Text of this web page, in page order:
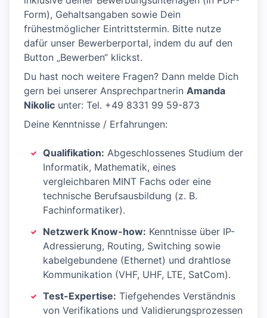
Form), Gehaltsangaben sowie Dein
frühestmöglicher Eintrittstermin. Bitte nutze
dafür unser Bewerberportal, indem du auf den
Button „Bewerben“ klickst.
Du hast noch weitere Fragen? Dann melde Dich
gern bei unserer Ansprechpartnerin Amanda
Nikolic unter: Tel. +49 8331 99 59-873
Deine Kenntnisse / Erfahrungen:
Qualifikation: Abgeschlossenes Studium der
Informatik, Mathematik, eines
vergleichbaren MINT Fachs oder eine
technische Berufsausbildung (z. B.
Fachinformatiker).
Netzwerk Know-how: Kenntnisse über IP-
Adressierung, Routing, Switching sowie
kabelgebundene (Ethernet) und drahtlose
Kommunikation (VHF, UHF, LTE, SatCom).
Test-Expertise: Tiefgehendes Verständnis
von Verifikations und Validierungsprozessen